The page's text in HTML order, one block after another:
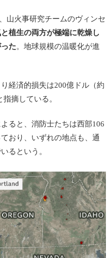
山火事研究チームのヴィンセ
植生の両方が極端に乾燥し
た。地球規模の温暖化が進
経済的損失は200億ドル（約
摘している。
ると、消防士たちは西部106
おり、いずれの地点も、通
るという。